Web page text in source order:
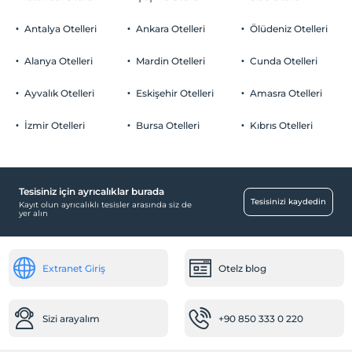
Otopark
Ücretsiz Halka Açık Otopark
Temizlik Hizmetleri
Transfer servisi (ücretsiz)
Hastaneye kolay ulaşım (15 dakika)
Tesisimizde 14 yaş altı çocuklar konaklayamaz
Antalya Otelleri
Alanya Otelleri
Ayvalık Otelleri
İzmir Otelleri
Ankara Otelleri
Mardin Otelleri
Eskişehir Otelleri
Bursa Otelleri
Ölüdeniz Otelleri
Cunda Otelleri
Amasra Otelleri
Kıbrıs Otelleri
Tesisiniz için ayrıcalıklar burada
Kayıt olun ayrıcalıklı tesisler arasında siz de
yer alın
Tesisinizi kaydedin
Extranet Giriş Otelz blog
Sizi arayalım +90 850 333 0 220